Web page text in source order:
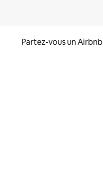
Partez-vous un Airbnb